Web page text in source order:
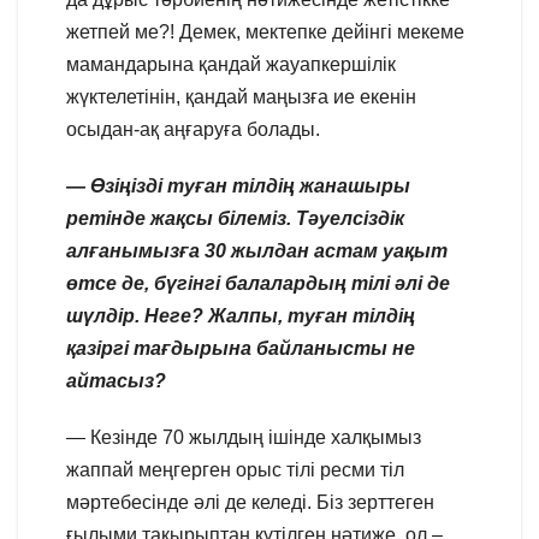
жетпей ме?! Демек, мектепке дейінгі мекеме
мамандарына қандай жауапкершілік
жүктелетінін, қандай маңызға ие екенін
осыдан-ақ аңғаруға болады.
— Өзіңізді туған тілдің жанашыры
ретінде жақсы білеміз. Тәуелсіздік
алғанымызға 30 жылдан астам уақыт
өтсе де, бүгінгі балалардың тілі әлі де
шүлдір. Неге? Жалпы, туған тілдің
қазіргі тағдырына байланысты не
айтасыз?
— Кезінде 70 жылдың ішінде халқымыз
жаппай меңгерген орыс тілі ресми тіл
мәртебесінде әлі де келеді. Біз зерттеген
ғылыми тақырыптан күтілген нәтиже, ол –